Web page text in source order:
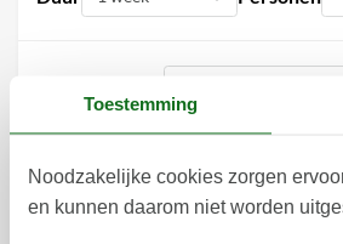
ma di wo do
Toestemming
Noodzakelijke cookies zorgen
en kunnen daarom niet worden